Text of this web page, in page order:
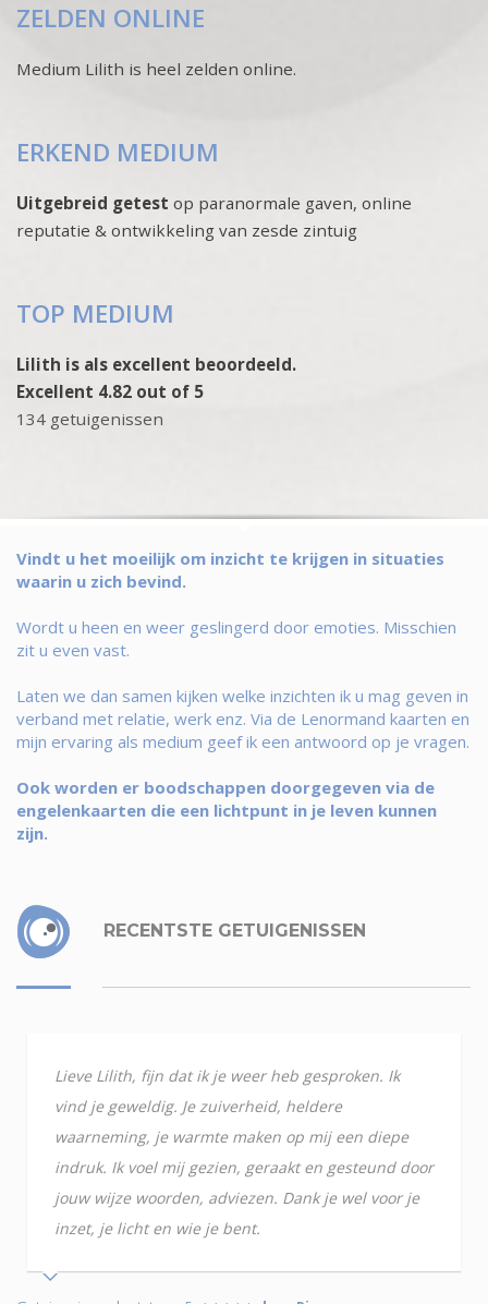
ZELDEN ONLINE
Medium Lilith is heel zelden online.
ERKEND MEDIUM
Uitgebreid getest op paranormale gaven, online
reputatie & ontwikkeling van zesde zintuig
TOP MEDIUM
Lilith is als excellent beoordeeld.
Excellent 4.82 out of 5
134 getuigenissen
Vindt u het moeilijk om inzicht te krijgen in situaties
waarin u zich bevind.
Wordt u heen en weer geslingerd door emoties. Misschien
zit u even vast.
Laten we dan samen kijken welke inzichten ik u mag geven in
verband met relatie, werk enz. Via de Lenormand kaarten en
mijn ervaring als medium geef ik een antwoord op je vragen.
Ook worden er boodschappen doorgegeven via de
engelenkaarten die een lichtpunt in je leven kunnen
zijn.
RECENTSTE GETUIGENISSEN
Lieve Lilith, fijn dat ik je weer heb gesproken. Ik
vind je geweldig. Je zuiverheid, heldere
waarneming, je warmte maken op mij een diepe
indruk. Ik voel mij gezien, geraakt en gesteund door
jouw wijze woorden, adviezen. Dank je wel voor je
inzet, je licht en wie je bent.